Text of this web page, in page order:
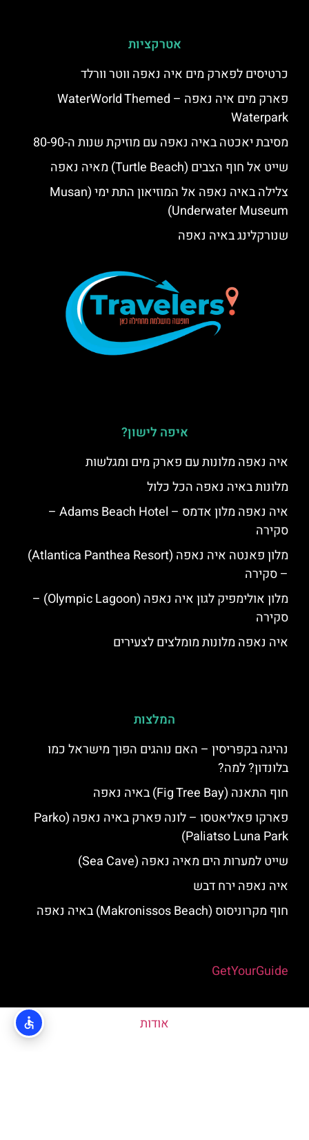
אטרקציות
כרטיסים לפארק מים איה נאפה ווטר וורלד
פארק מים איה נאפה – ‪‪WaterWorld Themed
Waterpark‬‬
מסיבת יאכטה באיה נאפה עם מוזיקת שנות ה-80-90
שייט אל חוף הצבים (Turtle Beach) מאיה נאפה
צלילה באיה נאפה אל המוזיאון התת ימי (Musan
Underwater Museum)
שנורקלינג באיה נאפה
איפה לישון?
איה נאפה מלונות עם פארק מים ומגלשות
מלונות באיה נאפה הכל כלול
איה נאפה מלון אדמס – Adams Beach Hotel –
סקירה
מלון פאנטה איה נאפה (Atlantica Panthea Resort)
– סקירה
מלון אולימפיק לגון איה נאפה (Olympic Lagoon) –
סקירה
איה נאפה מלונות מומלצים לצעירים
המלצות
נהיגה בקפריסין – האם נוהגים הפוך מישראל כמו
בלונדון? למה?
חוף התאנה (Fig Tree Bay) באיה נאפה
פארקו פאליאטסו – לונה פארק באיה נאפה (‪Parko
Paliatso Luna Park‬)
שייט למערות הים מאיה נאפה (Sea Cave)
איה נאפה ירח דבש
חוף מקרוניסוס (Makronissos Beach) באיה נאפה
GetYourGuide
אודות